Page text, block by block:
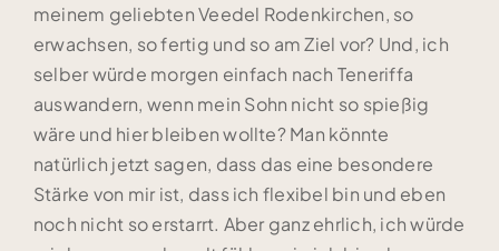
meinem geliebten Veedel Rodenkirchen, so
erwachsen, so fertig und so am Ziel vor? Und, ich
selber würde morgen einfach nach Teneriffa
auswandern, wenn mein Sohn nicht so spießig
wäre und hier bleiben wollte? Man könnte
natürlich jetzt sagen, dass das eine besondere
Stärke von mir ist, dass ich flexibel bin und eben
noch nicht so erstarrt. Aber ganz ehrlich, ich würde